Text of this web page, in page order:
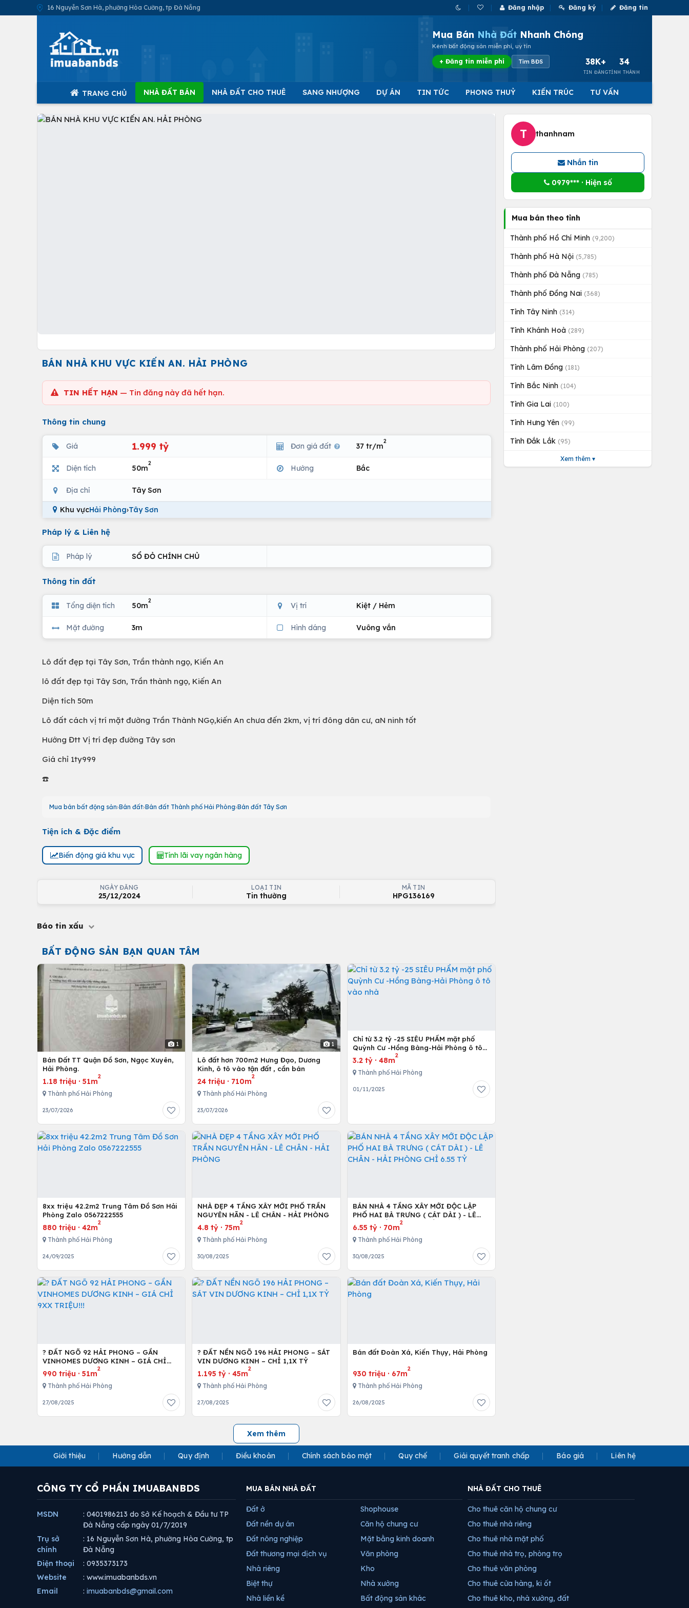
16 Nguyễn Sơn Hà, phường Hòa Cường, tp Đà Nẵng Đăng nhập Đăng ký Đăng tin
Mua Bán Nhà Đất Nhanh Chóng
Kênh bất động sản miễn phí, uy tín
+ Đăng tin miễn phí Tìm BĐS 38K+
TIN ĐĂNG
34
TỈNH THÀNH
TRANG CHỦ NHÀ ĐẤT BÁN NHÀ ĐẤT CHO THUÊ SANG NHƯỢNG DỰ ÁN TIN TỨC PHONG THUỶ KIẾN TRÚC TƯ VẤN
BÁN NHÀ KHU VỰC KIẾN AN. HẢI PHÒNG
TIN HẾT HẠN — Tin đăng này đã hết hạn.
Thông tin chung
Giá 1.999 tỷ Đơn giá đất 37 tr/m
2
Diện tích 50m
2
Hướng Bắc
Địa chỉ Tây Sơn
Khu vựcHải Phòng›Tây Sơn
Pháp lý & Liên hệ
Pháp lý SỔ ĐỎ CHÍNH CHỦ
Thông tin đất
Tổng diện tích 50m
2
Vị trí Kiệt / Hẻm
Mặt đường 3m Hình dáng Vuông vắn
Lô đất đẹp tại Tây Sơn, Trần thành ngọ, Kiến An
lô đất đẹp tại Tây Sơn, Trần thành ngọ, Kiến An
Diện tích 50m
Lô đất cách vị trí mặt đường Trần Thành NGọ,kiến An chưa đến 2km, vị trí đông dân cư, aN ninh tốt
Hướng Đtt Vị trí đẹp đường Tây sơn
Giá chỉ 1ty999
☎️
Mua bán bất động sản Bán đất Bán đất Thành phố Hải Phòng Bán đất Tây Sơn
Tiện ích & Đặc điểm
Biến động giá khu vực Tính lãi vay ngân hàng
NGÀY ĐĂNG
25/12/2024
LOẠI TIN
Tin thường
MÃ TIN
HPG136169
Báo tin xấu
BẤT ĐỘNG SẢN BẠN QUAN TÂM
1
Bán Đất TT Quận Đồ Sơn, Ngọc Xuyên,
Hải Phòng.
1.18 triệu · 51m
2
Thành phố Hải Phòng
23/07/2026
1
Lô đất hơn 700m2 Hưng Đạo, Dương
Kinh, ô tô vào tận đất , cần bán
24 triệu · 710m
2
Thành phố Hải Phòng
23/07/2026
Chỉ từ 3.2 tỷ -25 SIÊU PHẨM mặt phố
Quỳnh Cư -Hồng Bàng-Hải Phòng ô tô
vào nhà
3.2 tỷ· 48m
2
Thành phố Hải Phòng
01/11/2025
8xx triệu 42.2m2 Trung Tâm Đồ Sơn Hải
Phòng Zalo 0567222555
880 triệu · 42m
2
Thành phố Hải Phòng
24/09/2025
NHÀ ĐẸP 4 TẦNG XÂY MỚI PHỐ TRẦN
NGUYÊN HÃN - LÊ CHÂN - HẢI PHÒNG
4.8 tỷ · 75m
2
Thành phố Hải Phòng
30/08/2025
BÁN NHÀ 4 TẦNG XÂY MỚI ĐỘC LẬP
PHỐ HAI BÀ TRƯNG ( CÁT DÀI ) - LÊ
CHÂN - HẢI PHÒNG CHỈ 6.55 TỶ
6.55 tỷ· 70m
2
Thành phố Hải Phòng
30/08/2025
? ĐẤT NGÕ 92 HẢI PHONG – GẦN
VINHOMES DƯƠNG KINH – GIÁ CHỈ
9XX TRIỆU!!!
990 triệu · 51m
2
Thành phố Hải Phòng
27/08/2025
? ĐẤT NỀN NGÕ 196 HẢI PHONG – SÁT
VIN DƯƠNG KINH – CHỈ 1,1X TỶ
1.195 tỷ ·45m
2
Thành phố Hải Phòng
27/08/2025
Bán đất Đoàn Xá, Kiến Thụy, Hải Phòng
930 triệu · 67m
2
Thành phố Hải Phòng
26/08/2025
Xem thêm
T thanhnam
Nhắn tin
0979*** · Hiện số
Mua bán theo tỉnh
Thành phố Hồ Chí Minh (9,200)
Thành phố Hà Nội (5,785)
Thành phố Đà Nẵng (785)
Thành phố Đồng Nai (368)
Tỉnh Tây Ninh (314)
Tỉnh Khánh Hoà (289)
Thành phố Hải Phòng (207)
Tỉnh Lâm Đồng (181)
Tỉnh Bắc Ninh (104)
Tỉnh Gia Lai (100)
Tỉnh Hưng Yên (99)
Tỉnh Đắk Lắk (95)
Xem thêm ▾
Giới thiệu Hướng dẫn Quy định Điều khoản Chính sách bảo mật Quy chế Giải quyết tranh chấp Báo giá Liên hệ
CÔNG TY CỔ PHẦN IMUABANBDS
MSDN
: 0401986213 do Sở Kế hoạch & Đầu tư TP
Đà Nẵng cấp ngày 01/7/2019
Trụ sở
chính
: 16 Nguyễn Sơn Hà, phường Hòa Cường, tp
Đà Nẵng
Điện thoại
: 0935373173
Website
: www.imuabanbds.vn
Email
: imuabanbds@gmail.com
MUA BÁN NHÀ ĐẤT
Đất ở
Đất nền dự án
Đất nông nghiệp
Đất thương mại dịch vụ
Nhà riêng
Biệt thự
Nhà liền kề
Shophouse
Căn hộ chung cư
Mặt bằng kinh doanh
Văn phòng
Kho
Nhà xưởng
Bất động sản khác
NHÀ ĐẤT CHO THUÊ
Cho thuê căn hộ chung cư
Cho thuê nhà riêng
Cho thuê nhà mặt phố
Cho thuê nhà trọ, phòng trọ
Cho thuê văn phòng
Cho thuê cửa hàng, ki ốt
Cho thuê kho, nhà xưởng, đất